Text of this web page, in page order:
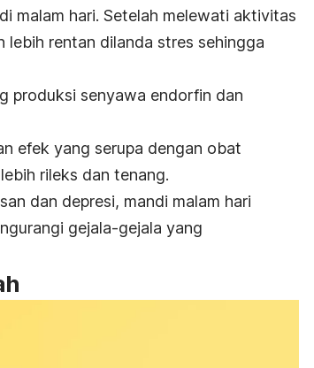
malam hari. Setelah melewati aktivitas
lebih rentan dilanda stres sehingga
produksi senyawa endorfin dan
efek yang serupa dengan obat
rileks dan tenang.
dan depresi, mandi malam hari
gejala-gejala yang